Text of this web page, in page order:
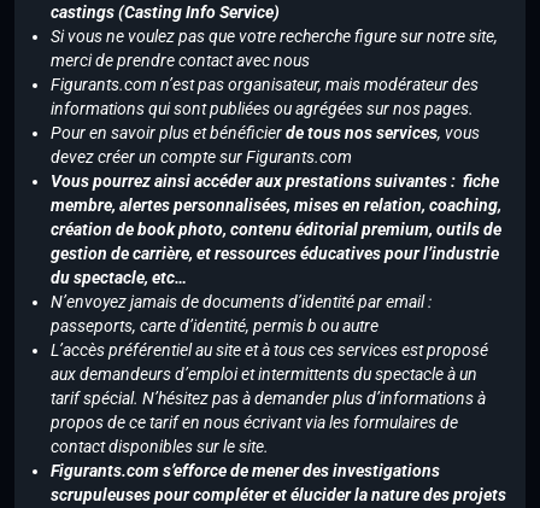
castings (Casting Info Service)
Si vous ne voulez pas que votre recherche figure sur notre site,
merci de prendre contact avec nous
Figurants.com n’est pas organisateur, mais modérateur des
informations qui sont publiées ou agrégées sur nos pages.
Pour en savoir plus et bénéficierde tous nos services, vous
devez créer un compte sur Figurants.com
Vous pourrez ainsi accéder aux prestations suivantes : fiche
membre, alertes personnalisées, mises en relation, coaching,
création de book photo, contenu éditorial premium, outils de
gestion de carrière, et ressources éducatives pour l’industrie
du spectacle, etc…
N’envoyez jamais de documents d’identité par email :
passeports, carte d’identité, permis b ou autre
L’accès préférentiel au site et à tous ces services est proposé
aux demandeurs d’emploi et intermittents du spectacle à un
tarif spécial. N’hésitez pas à demander plus d’informations à
propos de ce tarif en nous écrivant via les formulaires de
contact disponibles sur le site.
Figurants.com s’efforce de mener des investigations
scrupuleuses pour compléter et élucider la nature des projets